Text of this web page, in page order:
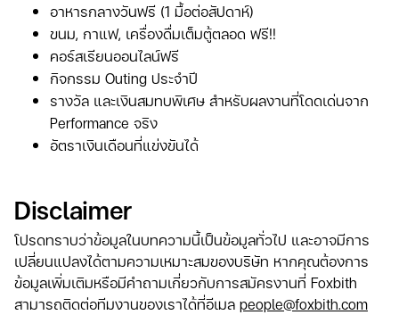
อาหารกลางวันฟรี (1 มื้อต่อสัปดาห์)
ขนม, กาแฟ, เครื่องดื่มเต็มตู้ตลอด ฟรี!!
คอร์สเรียนออนไลน์ฟรี
กิจกรรม Outing ประจำปี
รางวัล และเงินสมทบพิเศษ สำหรับผลงานที่โดดเด่นจาก
Performance จริง
อัตราเงินเดือนที่แข่งขันได้
Disclaimer
โปรดทราบว่าข้อมูลในบทความนี้เป็นข้อมูลทั่วไป และอาจมีการ
เปลี่ยนแปลงได้ตามความเหมาะสมของบริษัท หากคุณต้องการ
ข้อมูลเพิ่มเติมหรือมีคำถามเกี่ยวกับการสมัครงานที่ Foxbith
สามารถติดต่อทีมงานของเราได้ที่อีเมล people@foxbith.com